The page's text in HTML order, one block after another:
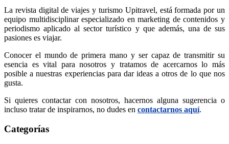
La revista digital de viajes y turismo Upitravel, está formada por un
equipo multidisciplinar especializado en marketing de contenidos y
periodismo aplicado al sector turístico y que además, una de sus
pasiones es viajar.
Conocer el mundo de primera mano y ser capaz de transmitir su
esencia es vital para nosotros y tratamos de acercarnos lo más
posible a nuestras experiencias para dar ideas a otros de lo que nos
gusta.
Si quieres contactar con nosotros, hacernos alguna sugerencia o
incluso tratar de inspirarnos, no dudes en contactarnos aquí.
Categorías